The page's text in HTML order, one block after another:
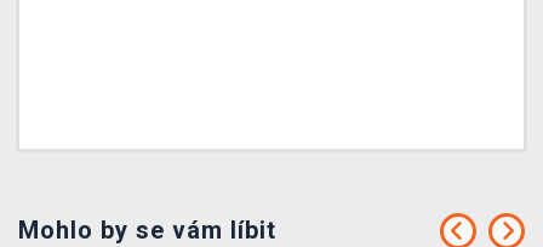
Mohlo by se vám líbit